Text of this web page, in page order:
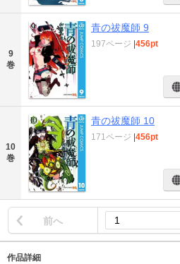
9
巻
青の祓魔師 9
197ページ |456pt
10
巻
青の祓魔師 10
171ページ |456pt
前へ
作品詳細